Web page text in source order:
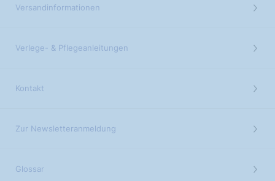
Versandinformationen
Verlege- & Pflegeanleitungen
Kontakt
Zur Newsletteranmeldung
Glossar